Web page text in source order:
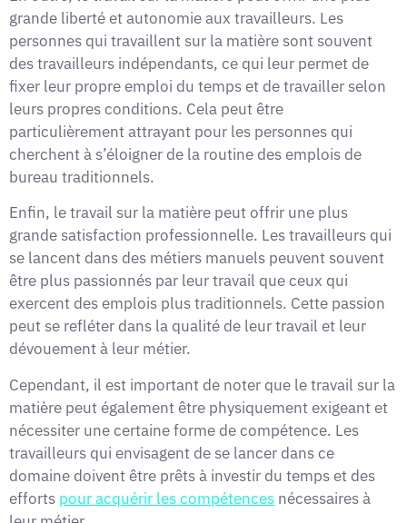
grande liberté et autonomie aux travailleurs. Les
personnes qui travaillent sur la matière sont souvent
des travailleurs indépendants, ce qui leur permet de
fixer leur propre emploi du temps et de travailler selon
leurs propres conditions. Cela peut être
particulièrement attrayant pour les personnes qui
cherchent à s’éloigner de la routine des emplois de
bureau traditionnels.
Enfin, le travail sur la matière peut offrir une plus
grande satisfaction professionnelle. Les travailleurs qui
se lancent dans des métiers manuels peuvent souvent
être plus passionnés par leur travail que ceux qui
exercent des emplois plus traditionnels. Cette passion
peut se refléter dans la qualité de leur travail et leur
dévouement à leur métier.
Cependant, il est important de noter que le travail sur la
matière peut également être physiquement exigeant et
nécessiter une certaine forme de compétence. Les
travailleurs qui envisagent de se lancer dans ce
domaine doivent être prêts à investir du temps et des
efforts pour acquérir les compétences nécessaires à